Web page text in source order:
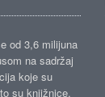
od 3,6 milijuna
na sadržaj
koje su
su knjižnice,